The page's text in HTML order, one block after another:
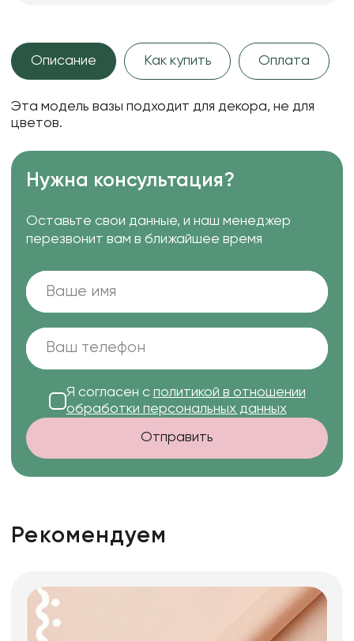
Описание Как купить Оплата
Эта модель вазы подходит для декора, не для
цветов.
Нужна консультация?
Оставьте свои данные, и наш менеджер
перезвонит вам в ближайшее время
Я согласен с политикой в отношении
обработки персональных данных
Отправить
Рекомендуем